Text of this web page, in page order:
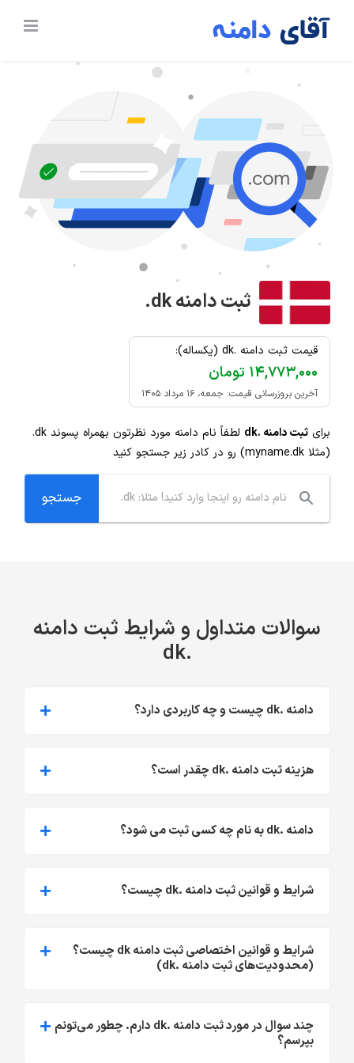
ثبت دامنه.dk
قیمت ثبت دامنه .dk (یکساله):
۱۴,۷۷۳,۰۰۰ تومان
آخرین بروزرسانی قیمت: جمعه، ۱۶ مرداد ۱۴۰۵
برای ثبت دامنه .dk لطفاً نام دامنه مورد نظرتون بهمراه پسوند .dk
(مثلا myname.dk) رو در کادر زیر جستجو کنید
سوالات متداول و شرایط ثبت دامنه
.dk
دامنه .dk چیست و چه کاربردی دارد؟
هزینه ثبت دامنه .dk چقدر است؟
دامنه .dk به نام چه کسی ثبت می شود؟
شرایط و قوانین ثبت دامنه .dk چیست؟
شرایط و قوانین اختصاصی ثبت دامنه dk چیست؟
(محدودیت‌های ثبت دامنه .dk)
چند سوال در مورد ثبت دامنه .dk دارم. چطور می‌تونم
بپرسم؟